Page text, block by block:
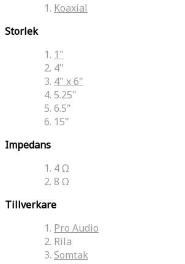
Koaxial
Storlek
1"
4"
4" x 6"
5.25"
6.5"
15"
Impedans
4 Ω
8 Ω
Tillverkare
Pro Audio
Rila
Somtak